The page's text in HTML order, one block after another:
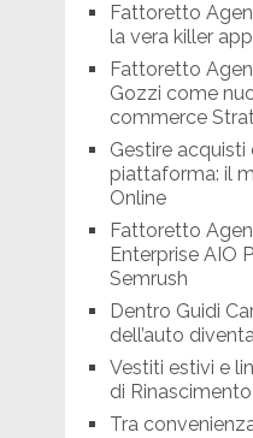
Fattoretto
la vera killer
Fattoretto
Gozzi come
commerce
Gestire acquisti
piattaforma: il
Online
Fattoretto
Enterprise AIO
Semrush
Dentro Guidi
dell’auto
Vestiti estivi e
di
Tra